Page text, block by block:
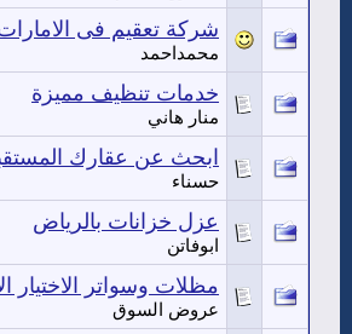
شركة تعقيم فى
محمداحمد
خدمات تنظيف مميزة
منار هاني
ابحث عن عقارك
حسناء
عزل خزانات بالرياض
ابوفاتن
مظلات وسواتر الاختيار
عروض السوق